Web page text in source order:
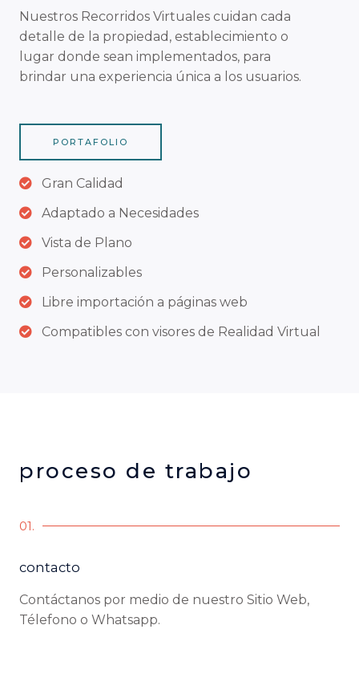
Nuestros Recorridos Virtuales cuidan cada
detalle de la propiedad, establecimiento o
lugar donde sean implementados, para
brindar una experiencia única a los usuarios.
PORTAFOLIO
Gran Calidad
Adaptado a Necesidades
Vista de Plano
Personalizables
Libre importación a páginas web
Compatibles con visores de Realidad Virtual
proceso de trabajo
01.
contacto
Contáctanos por medio de nuestro Sitio Web,
Télefono o Whatsapp.